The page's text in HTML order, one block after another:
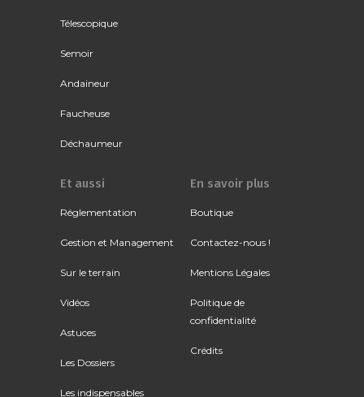
Télescopique
Semoir
Andaineur
Faucheuse
Déchaumeur
Et aussi
Réglementation
Gestion et Management
Sur le terrain
Vidéos
Astuces
Les Dossiers
Les indispensables
En savoir plus
Boutique
Contactez-nous !
Mentions Légales
Politique de
confidentialité
Crédits